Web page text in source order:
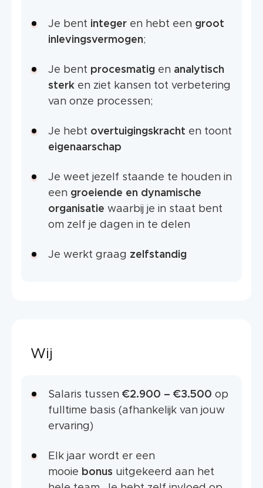
Je bent integer en hebt een groot
inlevingsvermogen;
Je bent procesmatig en analytisch
sterk en ziet kansen tot verbetering
van onze processen;
Je hebt overtuigingskracht en toont
eigenaarschap
Je weet jezelf staande te houden in
een groeiende en dynamische
organisatie waarbij je in staat bent
om zelf je dagen in te delen
Je werkt graag zelfstandig
Wij
Salaris tussen €2.900 – €3.500 op
fulltime basis (afhankelijk van jouw
ervaring)
Elk jaar wordt er een
mooie bonus uitgekeerd aan het